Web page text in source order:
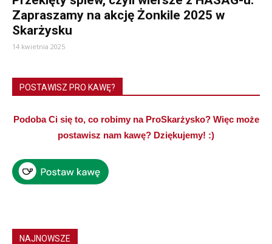
Zapraszamy na akcję Żonkile 2025 w
Skarżysku
14 kwietnia 2025
POSTAWISZ PRO KAWĘ?
Podoba Ci się to, co robimy na ProSkarżysko? Więc może
postawisz nam kawę? Dziękujemy! :)
NAJNOWSZE